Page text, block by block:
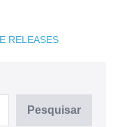
RELEASES
Pesquisar